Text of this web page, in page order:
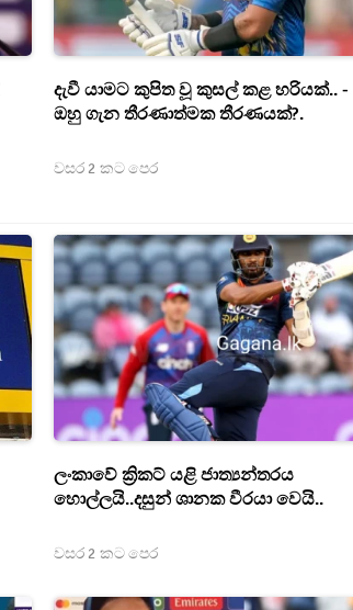
දැවී යාමට කුපිත වූ කුසල් කළ හරියක්.. -
ඔහු ගැන තීරණාත්මක තීරණයක්?.
වසර 2 කට පෙර
ලංකාවේ ක්‍රිකට් යළි ජාත්‍යන්තරය
හොල්ලයි..දසුන් ශානක වීරයා වෙයි..
වසර 2 කට පෙර